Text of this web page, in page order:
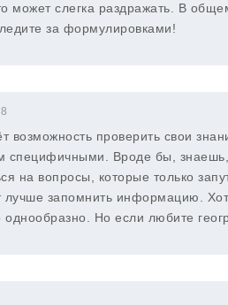
может слегка раздражать. В
за формулировками!
возможность проверить свои
специфичными. Вроде бы, знаешь,
на вопросы, которые только
лучше запомнить информацию.
однообразно. Но если любите